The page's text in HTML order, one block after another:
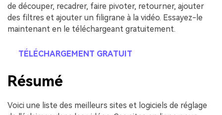
de découper, recadrer, faire pivoter, retourner, ajouter
des filtres et ajouter un filigrane à la vidéo. Essayez-le
maintenant en le téléchargeant gratuitement.
TÉLÉCHARGEMENT GRATUIT
Résumé
Voici une liste des meilleurs sites et logiciels de réglage